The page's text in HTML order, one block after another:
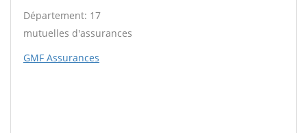
Département: 17
mutuelles d'assurances
GMF Assurances